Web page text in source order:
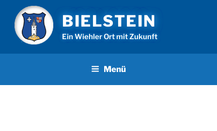
Inhalt
springen
BIELSTEIN
Ein Wiehler Ort mit Zukunft
Menü